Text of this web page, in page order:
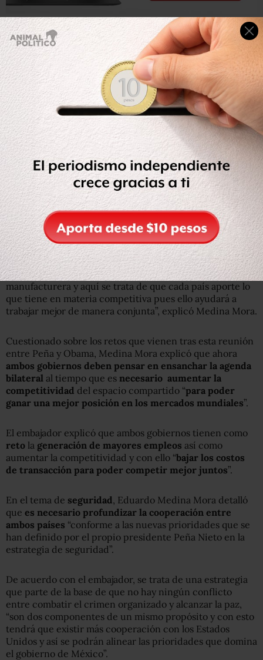
Los retos en la relación México- Estados Unidos
En entrevista con Animal Político,el embajador de México
en Estados Unidos, Eduardo Medina Mora , señaló que
existen diversos retos para fortalecer las relaciones
entre ambas nacionesyuno de ellos es el de mejorar la
competitividad económica de nuestro país.
Tras la reunión de trabajo entre los presidentes Enrique
Peña Nieto y Barack Obama, el embajador consideró que
los resultados fueron “excelentes”, ya que los temas que se
trataron fueron diversos y se logró llegar a acuerdos de
corto, mediano y largo plazo.
“Fue una reunión muy buena con una agenda
diversificada y en ella se destacaron sobre todo las
oportunidades en materia económica, sobre todo por el
nivel de integración que tiene ya nuestra industria
manufacturera y aquí se trata de que cada país aporte lo
que tiene en materia competitiva pues ello ayudará a
trabajar mejor de manera conjunta”, explicó Medina Mora.
Cuestionado sobre los retos que vienen tras esta reunión
entre Peña y Obama, Medina Mora explicó que ahora
ambos gobiernos deben pensar en ensanchar la agenda
bilateral al tiempo que es necesario aumentar la
competitividad del espacio compartido “para poder
ganar una mejor posición en los mercados mundiales”.
El embajador explicó que ambos gobiernos tienen como
reto la generación de mayores empleos así como
aumentar la competitividad y con ello “bajar los costos
de transacción para poder competir mejor juntos”.
En el tema de seguridad , Eduardo Medina Mora detalló
que es necesario profundizar la cooperación entre
ambos países “conforme a las nuevas prioridades que se
han definido por el propio presidente Peña Nieto en la
estrategia de seguridad”.
De acuerdo con el embajador, se trata de una estrategia
que parte de la base de que no hay ningún conflicto
entre combatir el crimen organizado y alcanzar la paz,
“son dos componentes de un mismo propósito y con esto
tendrá que existir más cooperación con los Estados
Unidos y así se podrán alinear las prioridades que domina
el gobierno de México”.